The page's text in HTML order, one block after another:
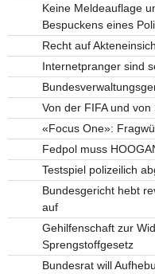
Keine Meldeauflage
Bespuckens eines
Recht auf
Internetpranger sind
Von der FIFA und
«Focus One»:
Fedpol muss
Testspiel polizeilich
Bundesgericht hebt
auf
Gehilfenschaft zur
Sprengstoffgesetz
Bundesrat will